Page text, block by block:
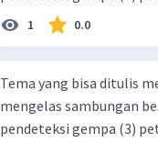
1 0.0
Tema yang bisa ditulis
mengelas sambungan besi (2) penjelasan penggunaan